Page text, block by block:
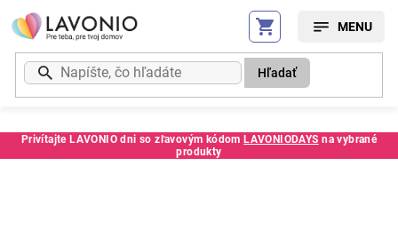
Prejsť
na
obsah
Privítajte LAVONIO dni so zľavovým kódom LAVONIODAYS na vybrané
produkty
Hľadať
Kód: 161982SC